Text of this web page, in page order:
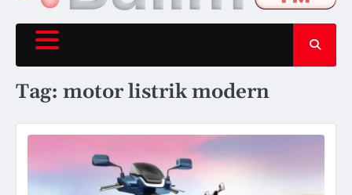
Tag: motor listrik modern